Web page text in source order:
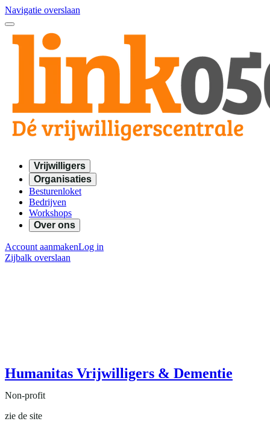
Navigatie overslaan
Vrijwilligers
Organisaties
Besturenloket
Bedrijven
Workshops
Over ons
Account aanmakenLog in
Zijbalk overslaan
Humanitas Vrijwilligers & Dementie
Non-profit
zie de site